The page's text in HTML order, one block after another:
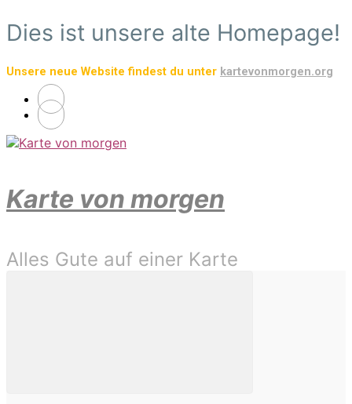
Zum
Hauptinhalt
Dies ist unsere alte Homepage!
Unsere neue Website findest du unter kartevonmorgen.org
Karte von morgen
Alles Gute auf einer Karte